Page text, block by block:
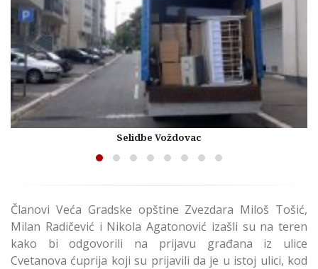
Selidbe Voždovac
Članovi Veća Gradske opštine Zvezdara Miloš Tošić,
Milan Radičević i Nikola Agatonović izašli su na teren
kako bi odgovorili na prijavu građana iz ulice
Cvetanova ćuprija koji su prijavili da je u istoj ulici, kod